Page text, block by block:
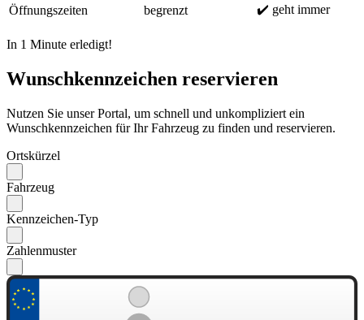
Öffnungszeiten begrenzt ✔️ geht immer
In 1 Minute erledigt!
Wunschkennzeichen reservieren
Nutzen Sie unser Portal, um schnell und unkompliziert ein
Wunschkennzeichen für Ihr Fahrzeug zu finden und reservieren.
Ortskürzel
Fahrzeug
Kennzeichen-Typ
Zahlenmuster